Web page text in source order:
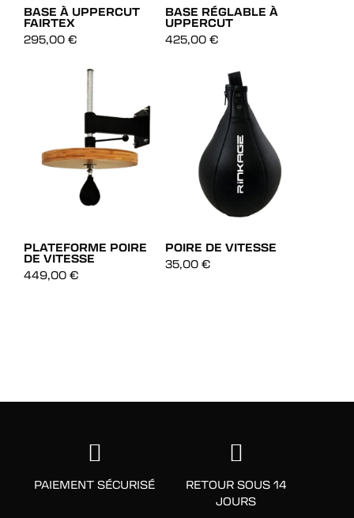
AJOUT RAPIDE
AJOUT RAPIDE
BASE À UPPERCUT
FAIRTEX
295,00 € AJOUT RAPIDE
AJOUT RAPIDE
BASE RÉGLABLE À
UPPERCUT
425,00 €
AJOUT RAPIDE
PLATEFORME POIRE
DE VITESSE
449,00 €
POIRE DE VITESSE
35,00 €
PAIEMENT SÉCURISÉ
RETOUR SOUS 14
JOURS